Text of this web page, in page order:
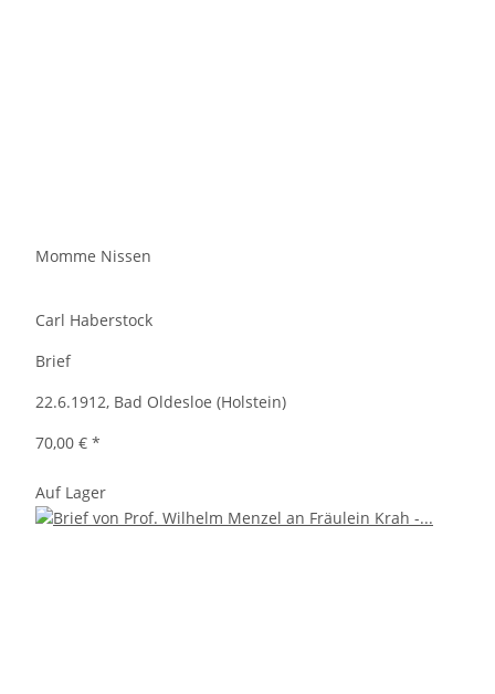
Momme Nissen
Carl Haberstock
Brief
22.6.1912, Bad Oldesloe (Holstein)
70,00 € *
Auf Lager